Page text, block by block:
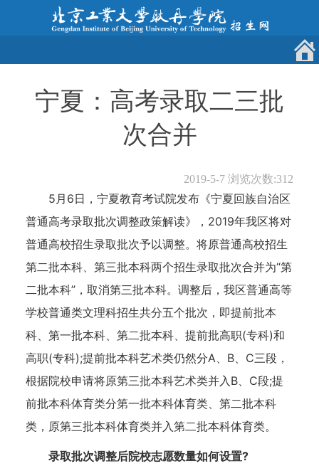
宁夏：高考录取二三批
次合并
2019-5-7浏览次数:312
5月6日，宁夏教育考试院发布《宁夏回族自治区
普通高考录取批次调整政策解读》，2019年我区将对
普通高校招生录取批次予以调整。将原普通高校招生
第二批本科、第三批本科两个招生录取批次合并为“第
二批本科”，取消第三批本科。调整后，我区普通高等
学校普通类文理科招生共分五个批次，即提前批本
科、第一批本科、第二批本科、提前批高职(专科)和
高职(专科);提前批本科艺术类仍然分A、B、C三段，
根据院校申请将原第三批本科艺术类并入B、C段;提
前批本科体育类分第一批本科体育类、第二批本科
类，原第三批本科体育类并入第二批本科体育类。
录取批次调整后院校志愿数量如何设置?